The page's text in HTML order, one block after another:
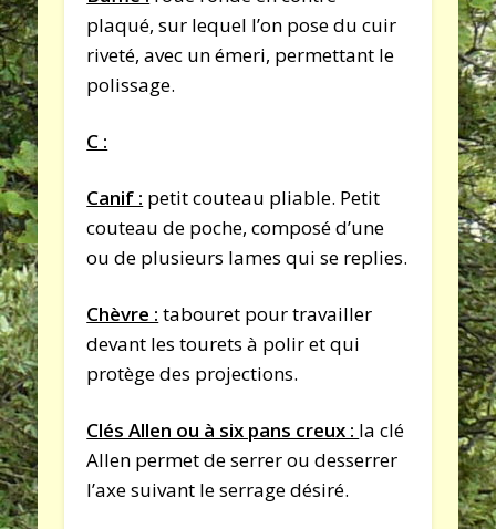
plaqué, sur lequel l’on pose du cuir
riveté, avec un émeri, permettant le
polissage.
C :
Canif : petit couteau pliable. Petit
couteau de poche, composé d’une
ou de plusieurs lames qui se replies.
Chèvre : tabouret pour travailler
devant les tourets à polir et qui
protège des projections.
Clés Allen ou à six pans creux : la clé
Allen permet de serrer ou desserrer
l’axe suivant le serrage désiré.